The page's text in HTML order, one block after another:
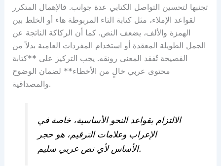
تجنبها لتحسين التواصل الكتابي عدة جوانب. فالإهمال المتكرر
لقواعد الإملاء، مثل كتابة التاء المربوطة هاء أو الخلط بين
الهمزة والألف، يضعف النص. كما أن الركاكة الناتجة عن
الجمل الطويلة المعقدة أو استخدام المفردات العامية بدلاً من
الفصيحة تُفقد المعنى رونقه. يجب التركيز على **كتابة
محتوى عربي خالٍ من الأخطاء** لضمان الوضوح
والمصداقية.
الالتزام بقواعد النحو الأساسية، خاصة في
الإعراب وعلامات الترقيم، هو حجر
الأساس لأي نص عربي سليم.